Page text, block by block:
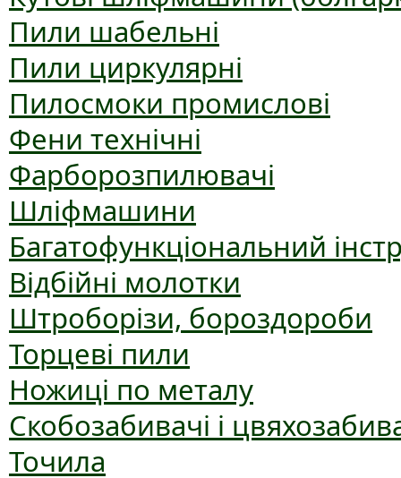
Пили шабельні
Пили циркулярні
Пилосмоки промислові
Фени технічні
Фарборозпилювачі
Шліфмашини
Багатофункціональний
Відбійні молотки
Штроборізи, бороздороби
Торцеві пили
Ножиці по металу
Скобозабивачі і
Точила